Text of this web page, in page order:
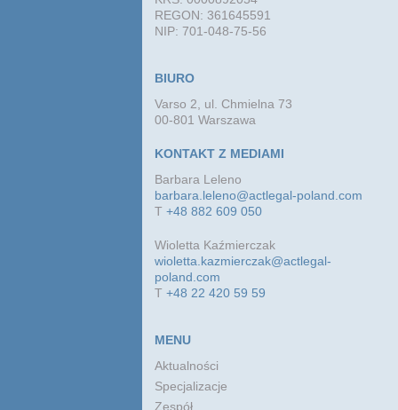
REGON: 361645591
NIP: 701-048-75-56
BIURO
Varso 2, ul. Chmielna 73
00-801 Warszawa
KONTAKT Z MEDIAMI
Barbara Leleno
barbara.leleno@actlegal-poland.com
T+48 882 609 050
Wioletta Kaźmierczak
wioletta.kazmierczak@actlegal-
poland.com
T+48 22 420 59 59
MENU
Aktualności
Specjalizacje
Zespół